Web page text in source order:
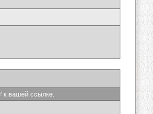
к вашей ссылке.